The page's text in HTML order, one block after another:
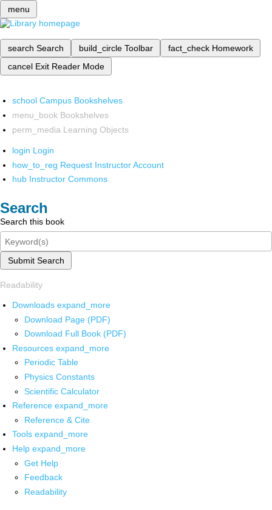
menu
search Search build_circle Toolbar fact_check Homework
cancel Exit Reader Mode
school Campus Bookshelves
menu_book Bookshelves
perm_media Learning Objects
login Login
how_to_reg Request Instructor Account
hub Instructor Commons
Search
Search this book
Submit Search
Readability
Downloads expand_more
Download Page (PDF)
Download Full Book (PDF)
Resources expand_more
Periodic Table
Physics Constants
Scientific Calculator
Reference expand_more
Reference & Cite
Tools expand_more
Help expand_more
Get Help
Feedback
Readability